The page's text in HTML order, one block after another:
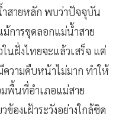
สายหลัก พบว่าปัจจุบัน
การขุดลอกแม่น้ำสาย
นฝั่งไทยจะแล้วเสร็จ แต่
วามคืบหน้าไม่มาก ทำให้
มพื้นที่อำเภอแม่สาย
องเฝ้าระวังอย่างใกล้ชิด